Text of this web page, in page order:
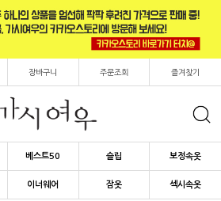
장바구니 주문조회 즐겨찾기
베스트50 슬립 보정속옷
이너웨어 잠옷 섹시속옷